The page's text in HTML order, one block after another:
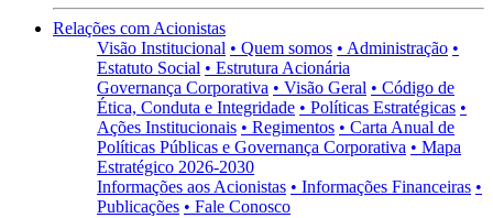
Relações com Acionistas
Visão Institucional • Quem somos • Administração •
Estatuto Social • Estrutura Acionária
Governança Corporativa • Visão Geral • Código de
Ética, Conduta e Integridade • Políticas Estratégicas •
Ações Institucionais • Regimentos • Carta Anual de
Políticas Públicas e Governança Corporativa • Mapa
Estratégico 2026-2030
Informações aos Acionistas • Informações Financeiras •
Publicações • Fale Conosco